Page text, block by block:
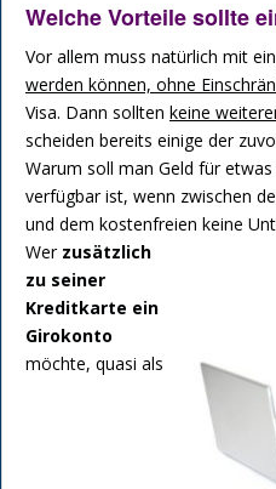
Welche Vorteile sollte
Vor allem muss natürlich mit
werden können, ohne
Visa. Dann sollten keine
scheiden bereits einige der
Warum soll man Geld für
verfügbar ist, wenn zwischen
und dem kostenfreien keine
Werzusätzlich
zu seiner
Kreditkarte ein
Girokonto
möchte, quasi als